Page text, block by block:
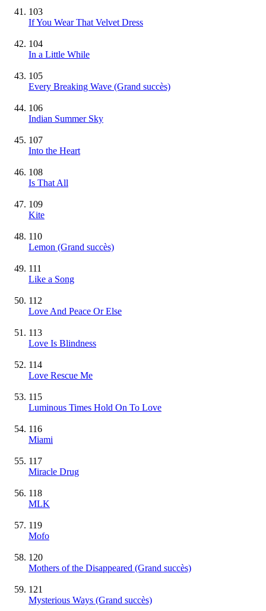
103
If You Wear That Velvet Dress
104
In a Little While
105
Every Breaking Wave (Grand succès)
106
Indian Summer Sky
107
Into the Heart
108
Is That All
109
Kite
110
Lemon (Grand succès)
111
Like a Song
112
Love And Peace Or Else
113
Love Is Blindness
114
Love Rescue Me
115
Luminous Times Hold On To Love
116
Miami
117
Miracle Drug
118
MLK
119
Mofo
120
Mothers of the Disappeared (Grand succès)
121
Mysterious Ways (Grand succès)